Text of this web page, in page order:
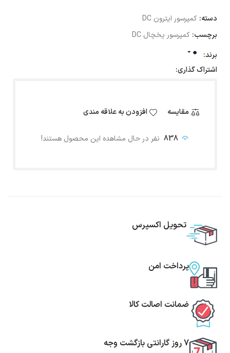
دسته: کمپرسور ایترون DC
برچسب: کمپرسور یخچال DC
برند:
اشتراک گذاری:
مقایسه افزودن به علاقه مندی
838 نفر در حال مشاهده این محصول هستند!
تحویل اکسپرس
پرداخت امن
ضمانت اصالت کالا
7 روز گارانتی بازگشت وجه